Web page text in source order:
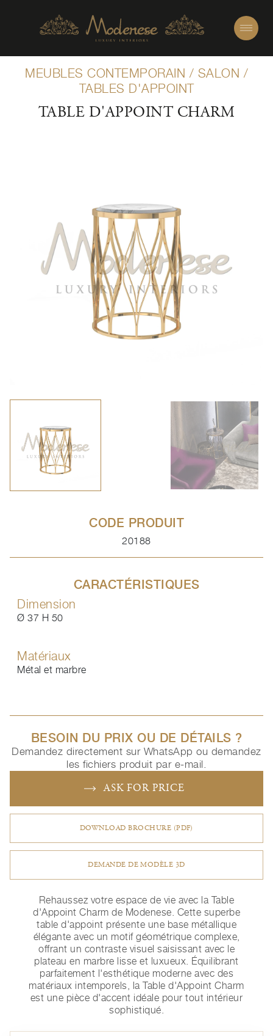
MEUBLES CONTEMPORAIN / SALON /
TABLES D'APPOINT
TABLE D'APPOINT CHARM
CODE PRODUIT
20188
CARACTÉRISTIQUES
Dimension
Ø 37 H 50
Matériaux
Métal et marbre
BESOIN DU PRIX OU DE DÉTAILS ?
Demandez directement sur WhatsApp ou demandez
les fichiers produit par e-mail.
ASK FOR PRICE
DOWNLOAD BROCHURE (PDF)
DEMANDE DE MODÈLE 3D
Rehaussez votre espace de vie avec la Table
d'Appoint Charm de Modenese. Cette superbe
table d'appoint présente une base métallique
élégante avec un motif géométrique complexe,
offrant un contraste visuel saisissant avec le
plateau en marbre lisse et luxueux. Équilibrant
parfaitement l'esthétique moderne avec des
matériaux intemporels, la Table d'Appoint Charm
est une pièce d'accent idéale pour tout intérieur
sophistiqué.